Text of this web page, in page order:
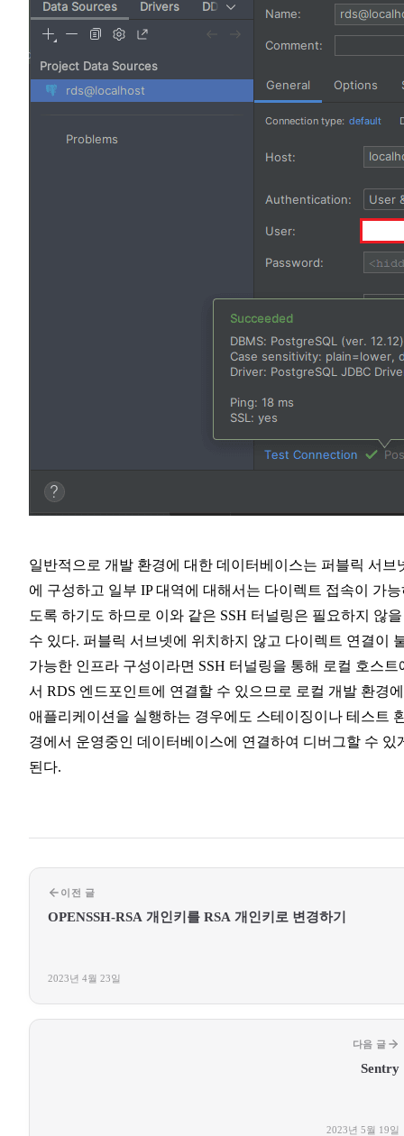
일반적으로 개발 환경에 대한 데이터베이스는 퍼블릭 서브
에 구성하고 일부 IP 대역에 대해서는 다이렉트 접속이 가
도록 하기도 하므로 이와 같은 SSH 터널링은 필요하지 않을
수 있다. 퍼블릭 서브넷에 위치하지 않고 다이렉트 연결이
가능한 인프라 구성이라면 SSH 터널링을 통해 로컬 호스트
서 RDS 엔드포인트에 연결할 수 있으므로 로컬 개발 환경
애플리케이션을 실행하는 경우에도 스테이징이나 테스트
경에서 운영중인 데이터베이스에 연결하여 디버그할 수 있
된다.
이전 글
OPENSSH-RSA 개인키를 RSA 개인키로 변경하기
2023년 4월 23일
다음 글
Sentry
2023년 5월 19일